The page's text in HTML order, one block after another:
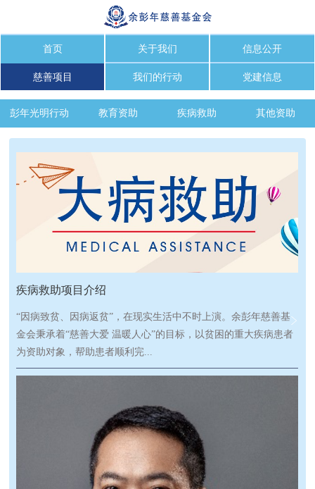
首页 关于我们 信息公开
慈善项目 我们的行动 党建信息
彭年光明行动 教育资助 疾病救助 其他资助
疾病救助项目介绍
“因病致贫、因病返贫”，在现实生活中不时上演。余彭年慈善基
金会秉承着“慈善大爱 温暖人心”的目标，以贫困的重大疾病患者
为资助对象，帮助患者顺利完...
成治疗，使他们重新拾起对生活的希望。